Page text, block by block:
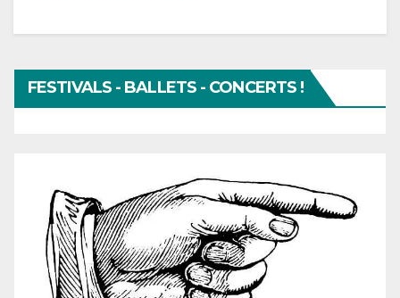
FESTIVALS - BALLETS - CONCERTS !